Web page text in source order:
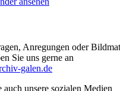
Anregungen oder
Sie uns gerne an
galen.de
auch unsere sozialen Medien